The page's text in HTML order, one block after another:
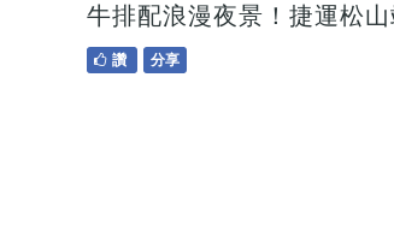
牛排配浪漫夜景！捷運松
讚 分享